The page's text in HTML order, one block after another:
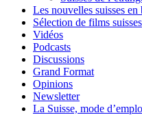
Les nouvelles suisses en
Sélection de films suisses
Vidéos
Podcasts
Discussions
Grand Format
Opinions
Newsletter
La Suisse, mode